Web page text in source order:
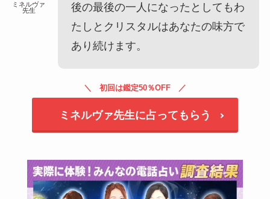
ミネルヴァ
先生
後の最後の一人になったとしてもわ
たしとクリスタルはあなたの味方で
あり続けます。
初回は鑑定50％OFF
ミネルヴァ先生に占ってもらう